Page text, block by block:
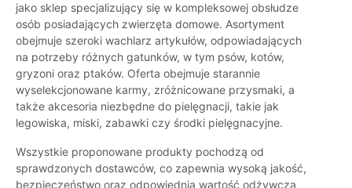
jako sklep specjalizujący się w kompleksowej obsłudze
osób posiadających zwierzęta domowe. Asortyment
obejmuje szeroki wachlarz artykułów, odpowiadających
na potrzeby różnych gatunków, w tym psów, kotów,
gryzoni oraz ptaków. Oferta obejmuje starannie
wyselekcjonowane karmy, zróżnicowane przysmaki, a
także akcesoria niezbędne do pielęgnacji, takie jak
legowiska, miski, zabawki czy środki pielęgnacyjne.
Wszystkie proponowane produkty pochodzą od
sprawdzonych dostawców, co zapewnia wysoką jakość,
bezpieczeństwo oraz odpowiednią wartość odżywczą